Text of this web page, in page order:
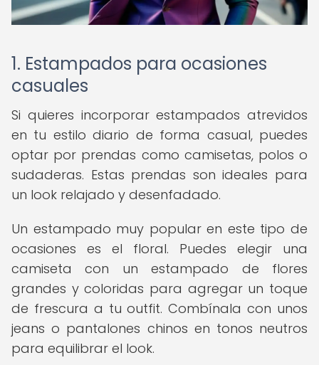
1. Estampados para ocasiones
casuales
Si quieres incorporar estampados atrevidos
en tu estilo diario de forma casual, puedes
optar por prendas como camisetas, polos o
sudaderas. Estas prendas son ideales para
un look relajado y desenfadado.
Un estampado muy popular en este tipo de
ocasiones es el floral. Puedes elegir una
camiseta con un estampado de flores
grandes y coloridas para agregar un toque
de frescura a tu outfit. Combínala con unos
jeans o pantalones chinos en tonos neutros
para equilibrar el look.